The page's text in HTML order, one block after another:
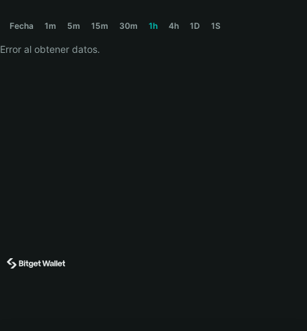
Español (Argentina)
Fecha 1m 5m 15m 30m 1h 4h 1D 1S
Error al obtener datos.